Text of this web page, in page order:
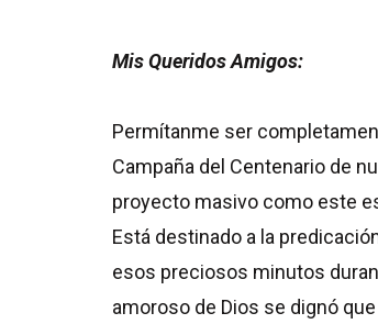
Mis Queridos Amigos:
Permítanme ser
Campaña del Centenario de
proyecto masivo como este
Está destinado a la
esos preciosos minutos
amoroso de Dios se dignó